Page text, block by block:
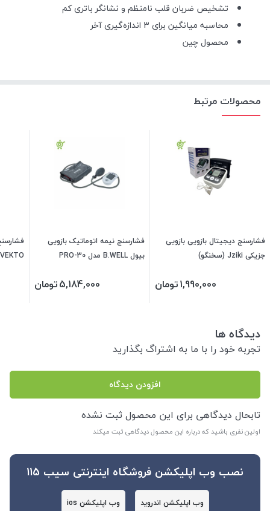
تشخیص ضربان قلب نامنظم و نشانگر باتری کم
محاسبه میانگین برای 3 اندازه‌گیری آخر
محصول چین
محصولات مرتبط
فشارسنج دیجیتال بازویی بازویی
جزیکی Jziki (سخنگو)
1,990,000تومان
فشارسنج نیمه اتوماتیک بازویی
بیول B.WELL مدل PRO-30
5,184,000تومان
دیدگاه ها
تجربه خود را با ما به اشتراگ بگذارید
افزودن دیدگاه
تابحال دیدگاهی برای این محصول ثبت نشده
اولین نفری باشید که درباره این محصول دیدگاهی ثبت میکند
نصب وب اپلیکشن فروشگاه اینترنتی سیب 115
وب اپلیکشن اندروید وب اپلیکشن ios